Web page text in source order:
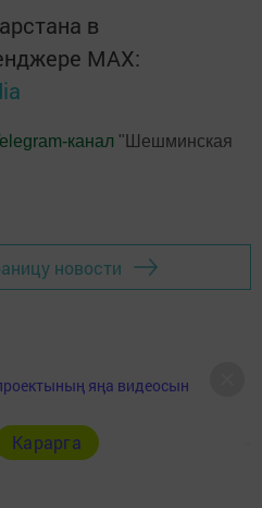
в
MАХ:
канал "Шешминская
новости
яңа видеосын
Карарга